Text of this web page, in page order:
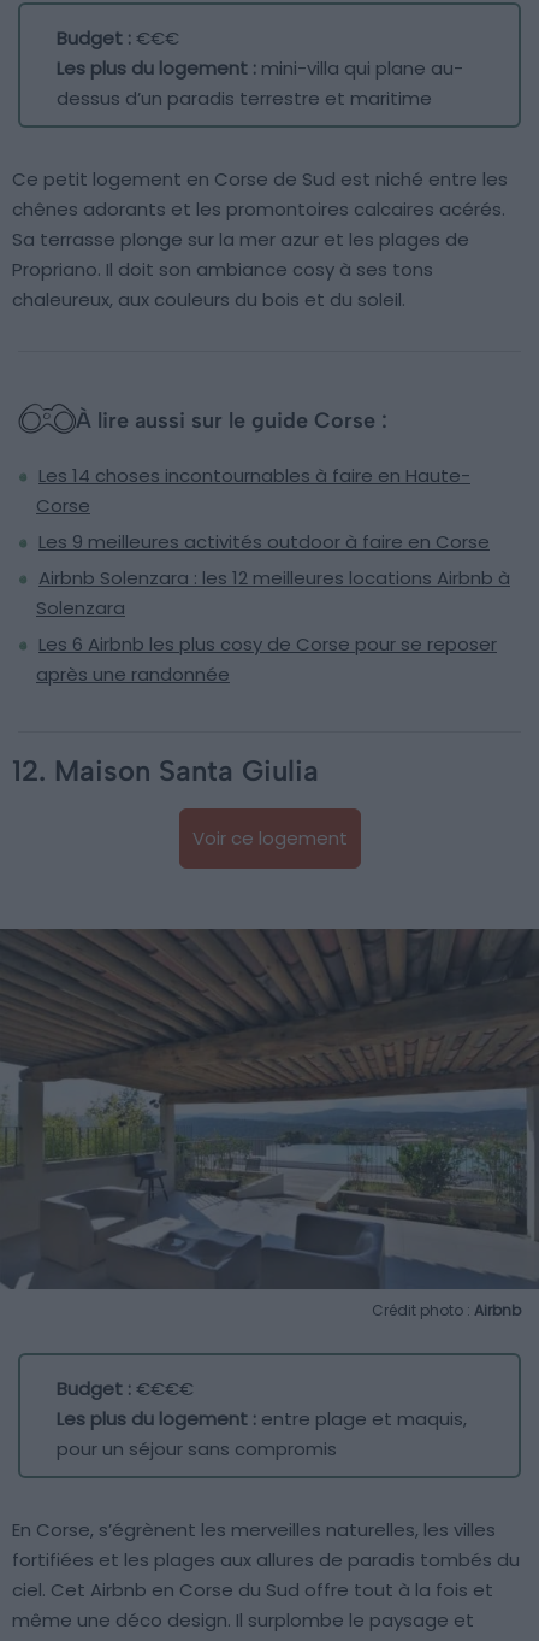
Budget :€€€
Les plus du logement : mini-villa qui plane au-
dessus d’un paradis terrestre et maritime
Ce petit logement en Corse de Sud est niché entre les
chênes adorants et les promontoires calcaires acérés.
Sa terrasse plonge sur la mer azur et les plages de
Propriano. Il doit son ambiance cosy à ses tons
chaleureux, aux couleurs du bois et du soleil.
À lire aussi sur le guide Corse :
Les 14 choses incontournables à faire en Haute-
Corse
Les 9 meilleures activités outdoor à faire en Corse
Airbnb Solenzara : les 12 meilleures locations Airbnb à
Solenzara
Les 6 Airbnb les plus cosy de Corse pour se reposer
après une randonnée
12. Maison Santa Giulia
Voir ce logement
Crédit photo : Airbnb
Budget :€€€€
Les plus du logement : entre plage et maquis,
pour un séjour sans compromis
En Corse, s’égrènent les merveilles naturelles, les villes
fortifiées et les plages aux allures de paradis tombés du
ciel. Cet Airbnb en Corse du Sud offre tout à la fois et
même une déco design. Il surplombe le paysage et